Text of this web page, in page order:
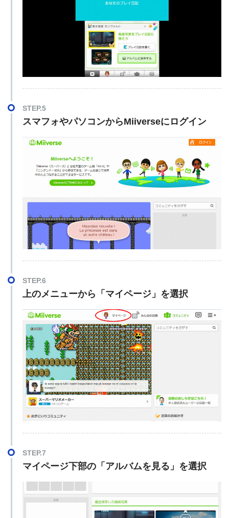
STEP.5
スマフォやパソコンからMiiverseにログイン
STEP.6
上のメニューから「マイページ」を選択
STEP.7
マイページ下部の「アルバムを見る」を選択